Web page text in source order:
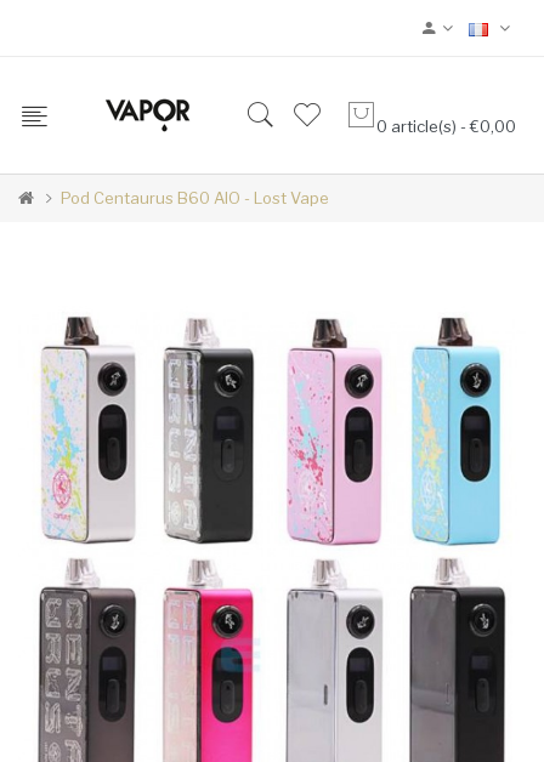
0 article(s) - €0,00
Pod Centaurus B60 AIO - Lost Vape